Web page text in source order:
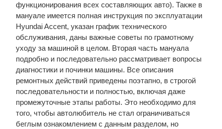
функционирования всех составляющих авто). Также в
мануале имеется полная инструкция по эксплуатации
Hyundai Accent, указан график технического
обслуживания, даны важные советы по грамотному
уходу за машиной в целом. Вторая часть мануала
подробно и последовательно рассматривает вопросы
диагностики и починки машины. Все описания
ремонтных действий приведены поэтапно, в строгой
последовательности и полностью, включая даже
промежуточные этапы работы. Это необходимо для
того, чтобы автолюбитель не стал ограничиваться
беглым ознакомлением с данным разделом, но